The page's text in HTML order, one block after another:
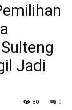
Jadi
0
80